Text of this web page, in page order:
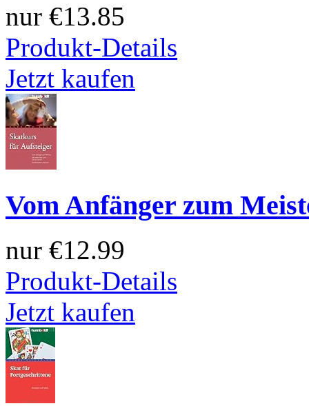
nur €13.85
Produkt-Details
Jetzt kaufen
Vom Anfänger zum
nur €12.99
Produkt-Details
Jetzt kaufen